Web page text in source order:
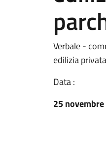
Verbale -
edilizia
Data :
25